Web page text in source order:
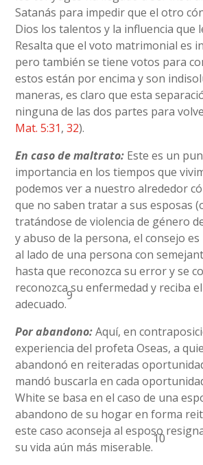
Satanás para impedir que el otro
Dios los talentos y la influencia que
Resalta que el voto matrimonial es
pero también se tiene votos para
estos están por encima y son
maneras, es claro que esta
ninguna de las dos partes para
Mat. 5:31,32).
En caso de maltrato: Este es un
importancia en los tiempos que
podemos ver a nuestro alrededor
que no saben tratar a sus esposas
tratándose de violencia de género
y abuso de la persona, el consejo
al lado de una persona con
hasta que reconozca su error y se
reconozca su enfermedad y reciba
adecuado.
9
Por abandono:Aquí, en
experiencia del profeta Oseas, a
abandonó en reiteradas
mandó buscarla en cada
White se basa en el caso de una
abandono de su hogar en forma
este caso aconseja al esposo
su vida aún más miserable.
10